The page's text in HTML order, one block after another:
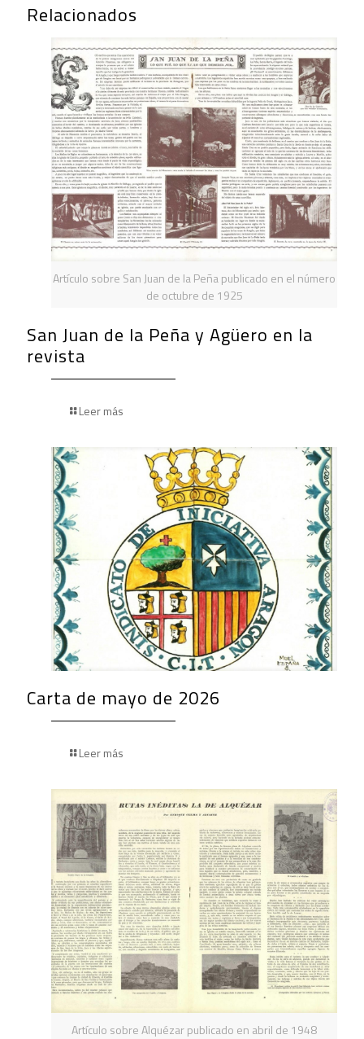
Relacionados
Artículo sobre San Juan de la Peña publicado en el número
de octubre de 1925
San Juan de la Peña y Agüero en la
revista
Leer más
Carta de mayo de 2026
Leer más
Artículo sobre Alquézar publicado en abril de 1948